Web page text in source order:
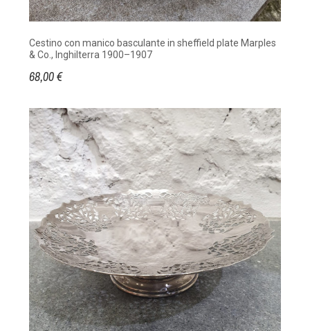
Cestino con manico basculante in sheffield plate Marples
& Co., Inghilterra 1900–1907
68,00 €